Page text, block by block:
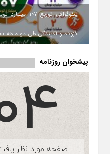
اینفوگرافی
افزوده و آلایندگی طی دو ماهه نخست ۱۴۰۵ در
پیشخوان روزنامه